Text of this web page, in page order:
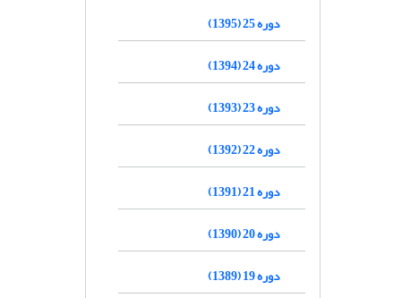
دوره 25 (1395)
دوره 24 (1394)
دوره 23 (1393)
دوره 22 (1392)
دوره 21 (1391)
دوره 20 (1390)
دوره 19 (1389)